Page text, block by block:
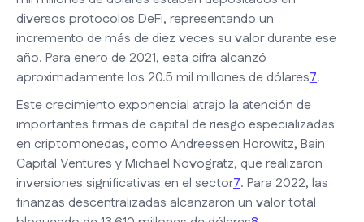
diversos protocolos DeFi, representando un
incremento de más de diez veces su valor durante ese
año. Para enero de 2021, esta cifra alcanzó
aproximadamente los 20.5 mil millones de dólares7.
Este crecimiento exponencial atrajo la atención de
importantes firmas de capital de riesgo especializadas
en criptomonedas, como Andreessen Horowitz, Bain
Capital Ventures y Michael Novogratz, que realizaron
inversiones significativas en el sector7. Para 2022, las
finanzas descentralizadas alcanzaron un valor total